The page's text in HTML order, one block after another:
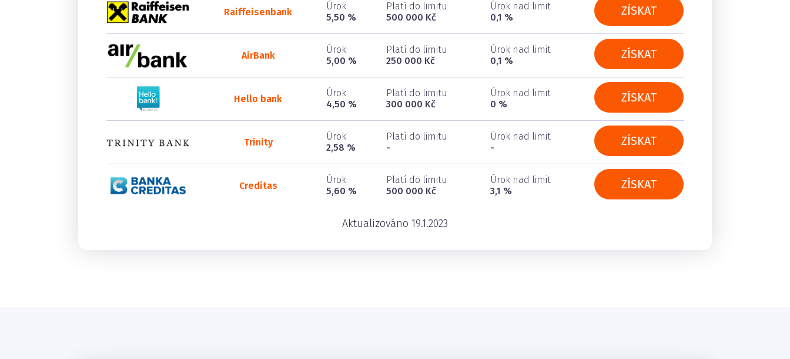
Raiffeisenbank
Úrok
5,50 %
Platí do limitu
500 000 Kč
Úrok nad limit
0,1 %
ZÍSKAT
AirBank
Úrok
5,00 %
Platí do limitu
250 000 Kč
Úrok nad limit
0,1 %
ZÍSKAT
Hello bank
Úrok
4,50 %
Platí do limitu
300 000 Kč
Úrok nad limit
0 %
ZÍSKAT
Trinity
Úrok
2,58 %
Platí do limitu
-
Úrok nad limit
-
ZÍSKAT
Creditas
Úrok
5,60 %
Platí do limitu
500 000 Kč
Úrok nad limit
3,1 %
ZÍSKAT
Aktualizováno 19.1.2023